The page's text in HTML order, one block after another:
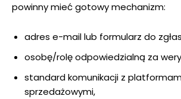
powinny mieć gotowy mechanizm:
adres e-mail lub formularz do
osobę/rolę odpowiedzialną za
standard komunikacji z
sprzedażowymi,